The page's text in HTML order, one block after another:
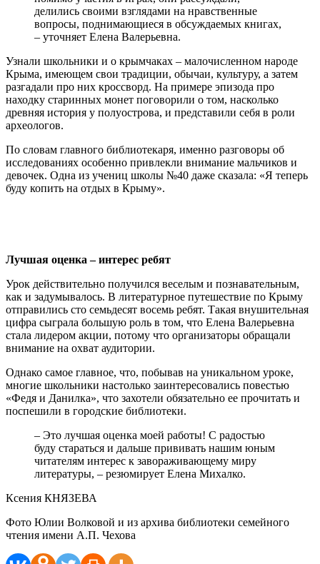
делились своими взглядами на нравственные
вопросы, поднимающиеся в обсуждаемых книгах,
– уточняет Елена Валерьевна.
Узнали школьники и о крымчаках – малочисленном народе
Крыма, имеющем свои традиции, обычаи, культуру, а затем
разгадали про них кроссворд. На примере эпизода про
находку старинных монет поговорили о том, насколько
древняя история у полуострова, и представили себя в роли
археологов.
По словам главного библиотекаря, именно разговоры об
исследованиях особенно привлекли внимание мальчиков и
девочек. Одна из учениц школы №40 даже сказала: «Я теперь
буду копить на отдых в Крыму».
Лучшая оценка – интерес ребят
Урок действительно получился веселым и познавательным,
как и задумывалось. В литературное путешествие по Крыму
отправились сто семьдесят восемь ребят. Такая внушительная
цифра сыграла большую роль в том, что Елена Валерьевна
стала лидером акции, потому что организаторы обращали
внимание на охват аудитории.
Однако самое главное, что, побывав на уникальном уроке,
многие школьники настолько заинтересовались повестью
«Федя и Данилка», что захотели обязательно ее прочитать и
поспешили в городские библиотеки.
– Это лучшая оценка моей работы! С радостью
буду стараться и дальше прививать нашим юным
читателям интерес к завораживающему миру
литературы, – резюмирует Елена Михалко.
Ксения КНЯЗЕВА
Фото Юлии Волковой и из архива библиотеки семейного
чтения имени А.П. Чехова